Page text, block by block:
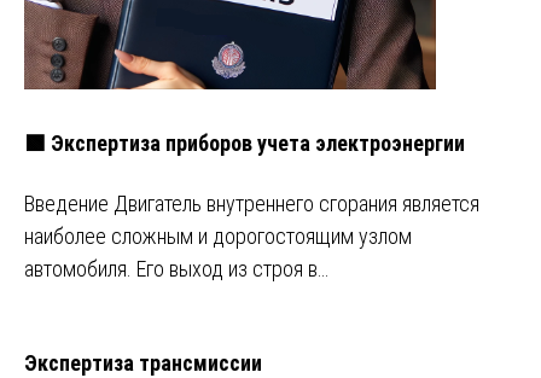
🟩 Экспертиза приборов учета электроэнергии
Введение Двигатель внутреннего сгорания является
наиболее сложным и дорогостоящим узлом
автомобиля. Его выход из строя в…
Экспертиза трансмиссии